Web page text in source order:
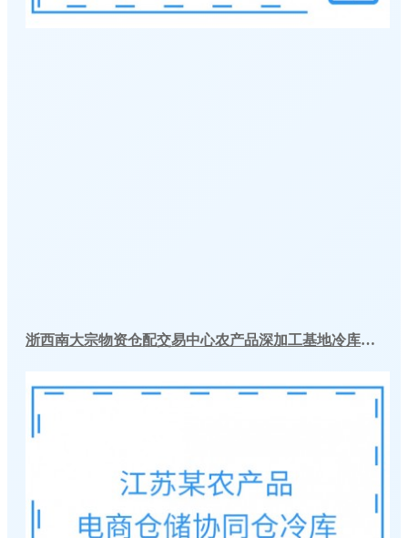
浙西南大宗物资仓配交易中心农产品深加工基地冷库工程案例